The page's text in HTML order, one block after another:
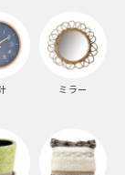
ミラー